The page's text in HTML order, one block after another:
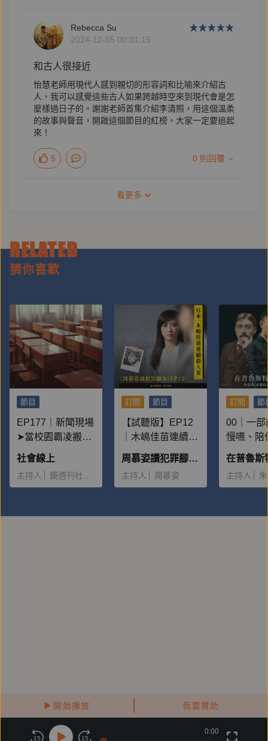
開始播放 我要贊助
Rebecca Su
2024-12-05 00:01:15
和古人很接近
怡慧老師用現代人感到親切的形容詞和比喻來介紹古
人，我可以感覺這些古人如果跨越時空來到現代會是怎
麼樣過日子的。謝謝老師首集介紹李清照，用這個溫柔
的故事與聲音，開啟這個節目的紅榜。大家一定要追起
來！
5 0 則回覆
看更多
RELATED
猜你喜歡
節目
EP177｜新聞現場
➤當校園霸凌搬上
檯面：為何一再重
演？
社會線上
主持人 鏡週刊社會組
訂閱 節目
【試聽版】EP12
｜木嶋佳苗連續殺
人案：為什麼有這
麼多男性離不開
她，並且願意給予
周慕姿讀犯罪腳本——被惡魔追逐的人
主持人 周慕姿
訂閱 節
00｜一部
慢嚥、陪
子的書
主持人
關於鏡好聽
15 15
0:00